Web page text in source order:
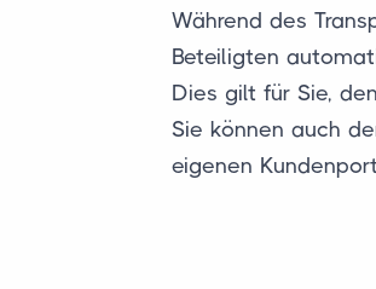
Während des
Beteiligten
Dies gilt für Sie,
Sie können auch
eigenen